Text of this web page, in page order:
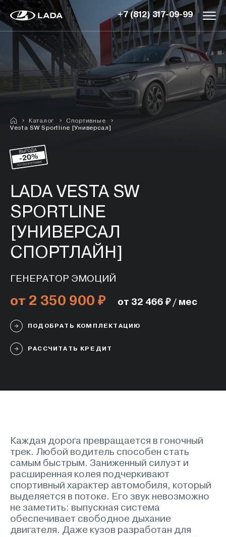
+7 (812) 317-09-99
Каталог
Спортивные
Vesta SW Sportline [Универсал]
LADA VESTA SW
SPORTLINE
[УНИВЕРСАЛ
СПОРТЛАЙН]
ГЕНЕРАТОР ЭМОЦИЙ
от 2 350 900 ₽ от 32 466 ₽ / мес
ПОДОБРАТЬ КОМПЛЕКТАЦИЮ
РАССЧИТАТЬ КРЕДИТ
Каждая дорога превращается в гоночный
трек. Любой водитель способен стать
самым быстрым. Заниженный силуэт и
расширенная колея подчеркивают
спортивный характер автомобиля, который
выделяется в потоке. Его звук невозможно
не заметить: выпускная система
обеспечивает свободное дыхание
двигателя. Даже кузов разработан для